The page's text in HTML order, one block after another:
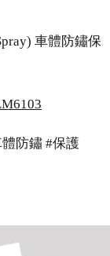
車體防鏽保
防鏽 #保護